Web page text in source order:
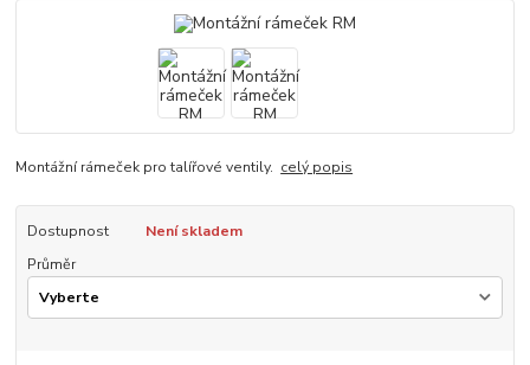
Montážní rámeček pro talířové ventily. celý popis
Dostupnost
Není skladem
Průměr